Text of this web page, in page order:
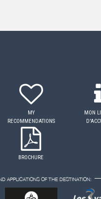
MY
RECOMMENDATIONS
MON
BROCHURE
APPLICATIONS OF THE DESTINATION: